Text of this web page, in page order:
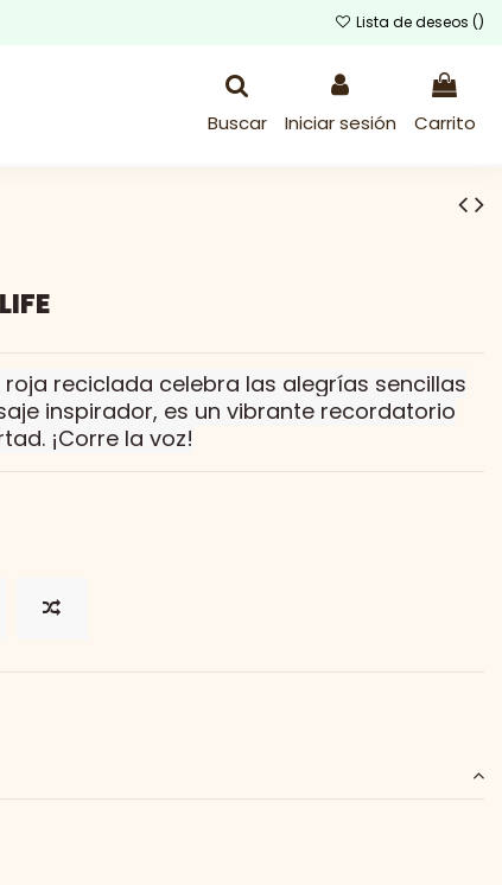
Lista de deseos ()
Buscar Iniciar sesión Carrito
reciclada celebra las alegrías sencillas
inspirador, es un vibrante recordatorio
¡Corre la voz!